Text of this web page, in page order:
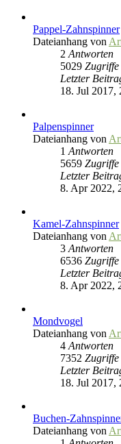
Pappel-Zahnspinner
Dateianhang von
2 Antworten
5029 Zugriffe
Letzter
18. Jul 2017,
Palpenspinner
Dateianhang von
1 Antworten
5659 Zugriffe
Letzter
8. Apr 2022,
Kamel-Zahnspinner
Dateianhang von
3 Antworten
6536 Zugriffe
Letzter
8. Apr 2022,
Mondvogel
Dateianhang von
4 Antworten
7352 Zugriffe
Letzter
18. Jul 2017,
Buchen-
Dateianhang von